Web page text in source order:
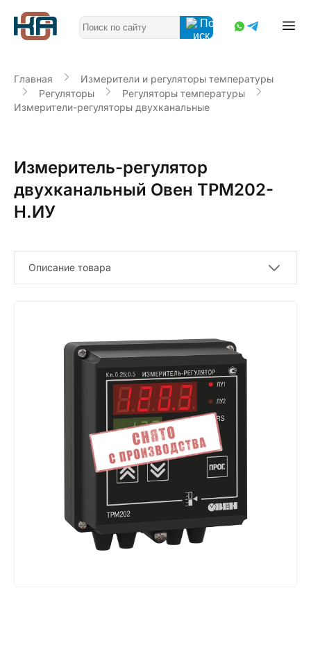
Главная
Измерители и регуляторы температуры
Регуляторы
Регуляторы температуры
Измерители-регуляторы двухканальные
Измеритель-регулятор
двухканальный Овен ТРМ202-
Н.ИУ
Описание товара